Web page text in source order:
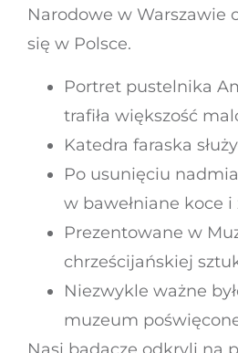
Narodowe w Warszawie
się w Polsce.
Portret pustelnika
trafiła większość
Katedra faraska
Po usunięciu
w bawełniane koce
Prezentowane w
chrześcijańskiej
Niezwykle ważne
muzeum
Nasi badacze odkryli na